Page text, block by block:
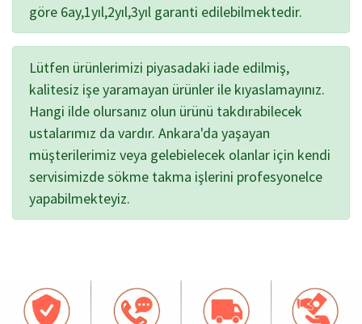
göre 6ay,1yıl,2yıl,3yıl garanti edilebilmektedir.
Lütfen ürünlerimizi piyasadaki iade edilmiş,
kalitesiz işe yaramayan ürünler ile kıyaslamayınız.
Hangi ilde olursanız olun ürünü takdırabilecek
ustalarımız da vardır. Ankara'da yaşayan
müşterilerimiz veya gelebielecek olanlar için kendi
servisimizde sökme takma işlerini profesyonelce
yapabilmekteyiz.